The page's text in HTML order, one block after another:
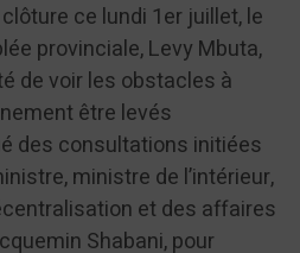
ce lundi 1er juillet, le
provinciale, Levy Mbuta,
de voir les obstacles à
être levés
des consultations initiées
ministre de l’intérieur,
et des affaires
Shabani, pour